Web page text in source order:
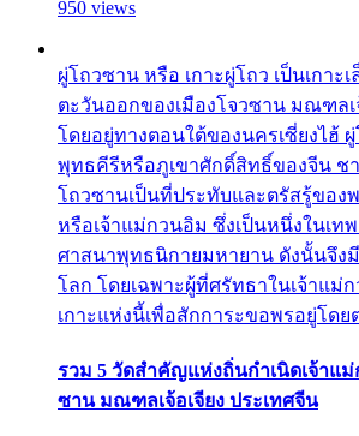
950 views
ผู่โถวซาน หรือ เกาะผู่โถว เป็นเกาะ
ตะวันออกของเมืองโจวซาน มณฑลเ
โดยอยู่ทางตอนใต้ของนครเซี่ยงไฮ้
พุทธคีรีหรือภูเขาศักดิ์สิทธิ์ของจีน ช
โถวซานเป็นที่ประทับและตรัสรู้ของ
หรือเจ้าแม่กวนอิม ซึ่งเป็นหนึ่งในเท
ศาสนาพุทธนิกายมหายาน ดังนั้นจึง
โลก โดยเฉพาะผู้ที่ศรัทธาในเจ้าแม่
เกาะแห่งนี้เพื่อสักการะขอพรอยู่โดย
รวม 5 วัดสำคัญแห่งถิ่นกำเนิดเจ้าแม่
ซาน มณฑลเจ้อเจียง ประเทศจีน